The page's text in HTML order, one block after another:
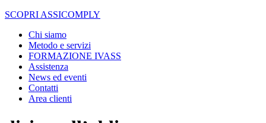
SCOPRI ASSICOMPLY
Chi siamo
Metodo e servizi
FORMAZIONE IVASS
Assistenza
News ed eventi
Contatti
Area clienti